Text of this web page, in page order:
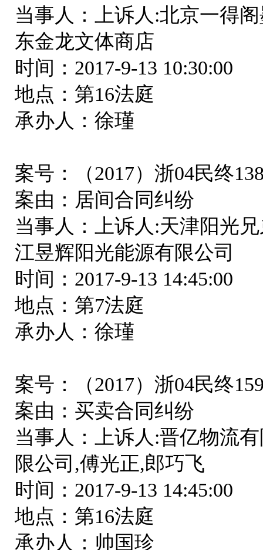
当事人：上诉人:北京一得
东金龙文体商店
时间：2017-9-13 10:30:00
地点：第16法庭
承办人：徐瑾
案号：（2017）浙04民终
案由：居间合同纠纷
当事人：上诉人:天津阳光
江昱辉阳光能源有限公司
时间：2017-9-13 14:45:00
地点：第7法庭
承办人：徐瑾
案号：（2017）浙04民终
案由：买卖合同纠纷
当事人：上诉人:晋亿物流
限公司,傅光正,郎巧飞
时间：2017-9-13 14:45:00
地点：第16法庭
承办人：帅国珍